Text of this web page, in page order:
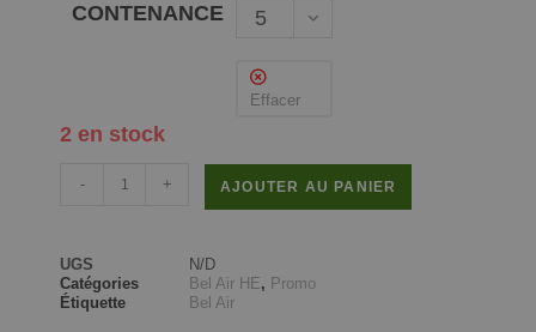
CONTENANCE
5
Effacer
2 en stock
- + AJOUTER AU PANIER
UGS
N/D
Catégories
Bel Air HE, Promo
Étiquette
Bel Air